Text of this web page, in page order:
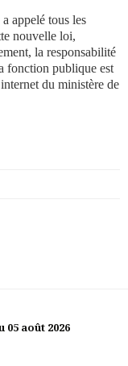
appelé tous les
nouvelle loi,
la responsabilité
fonction publique est
du ministère de
août 2026